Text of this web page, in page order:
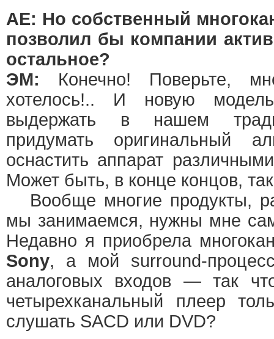
АЕ: Но собственный
позволил бы компании
остальное?
ЭМ: Конечно! Поверьте,
хотелось!.. И новую
выдержать в нашем
придумать оригинальный
оснастить аппарат
Может быть, в конце концов,
Вообще многие продукты,
мы занимаемся, нужны мне
Недавно я приобрела
Sony, а мой surround-
аналоговых входов — так
четырехканальный плеер
слушать SACD или DVD?